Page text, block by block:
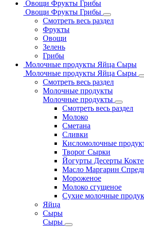
Овощи Фрукты Грибы
Овощи Фрукты Грибы
Смотреть весь раздел
Фрукты
Овощи
Зелень
Грибы
Молочные продукты Яйца Сыры
Молочные продукты Яйца Сыры
Смотреть весь раздел
Молочные продукты
Молочные продукты
Смотреть весь раздел
Молоко
Сметана
Сливки
Кисломолочные
Творог Сырки
Йогурты Десерты
Масло Маргарин
Мороженое
Молоко сгущеное
Сухие молочные
Яйца
Сыры
Сыры